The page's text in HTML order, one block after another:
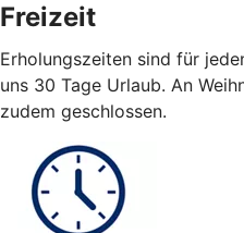
Freizeit
Erholungszeiten sind für
uns 30 Tage Urlaub. An
zudem geschlossen.